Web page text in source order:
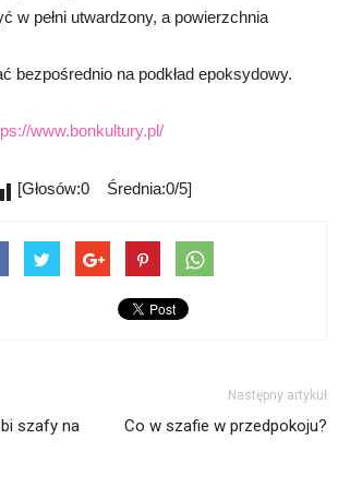
w pełni utwardzony, a powierzchnia
bezpośrednio na podkład epoksydowy.
www.bonkultury.pl/
[Głosów:0 Średnia:0/5]
szafy na
Następny artykuł
Co w szafie w przedpokoju?